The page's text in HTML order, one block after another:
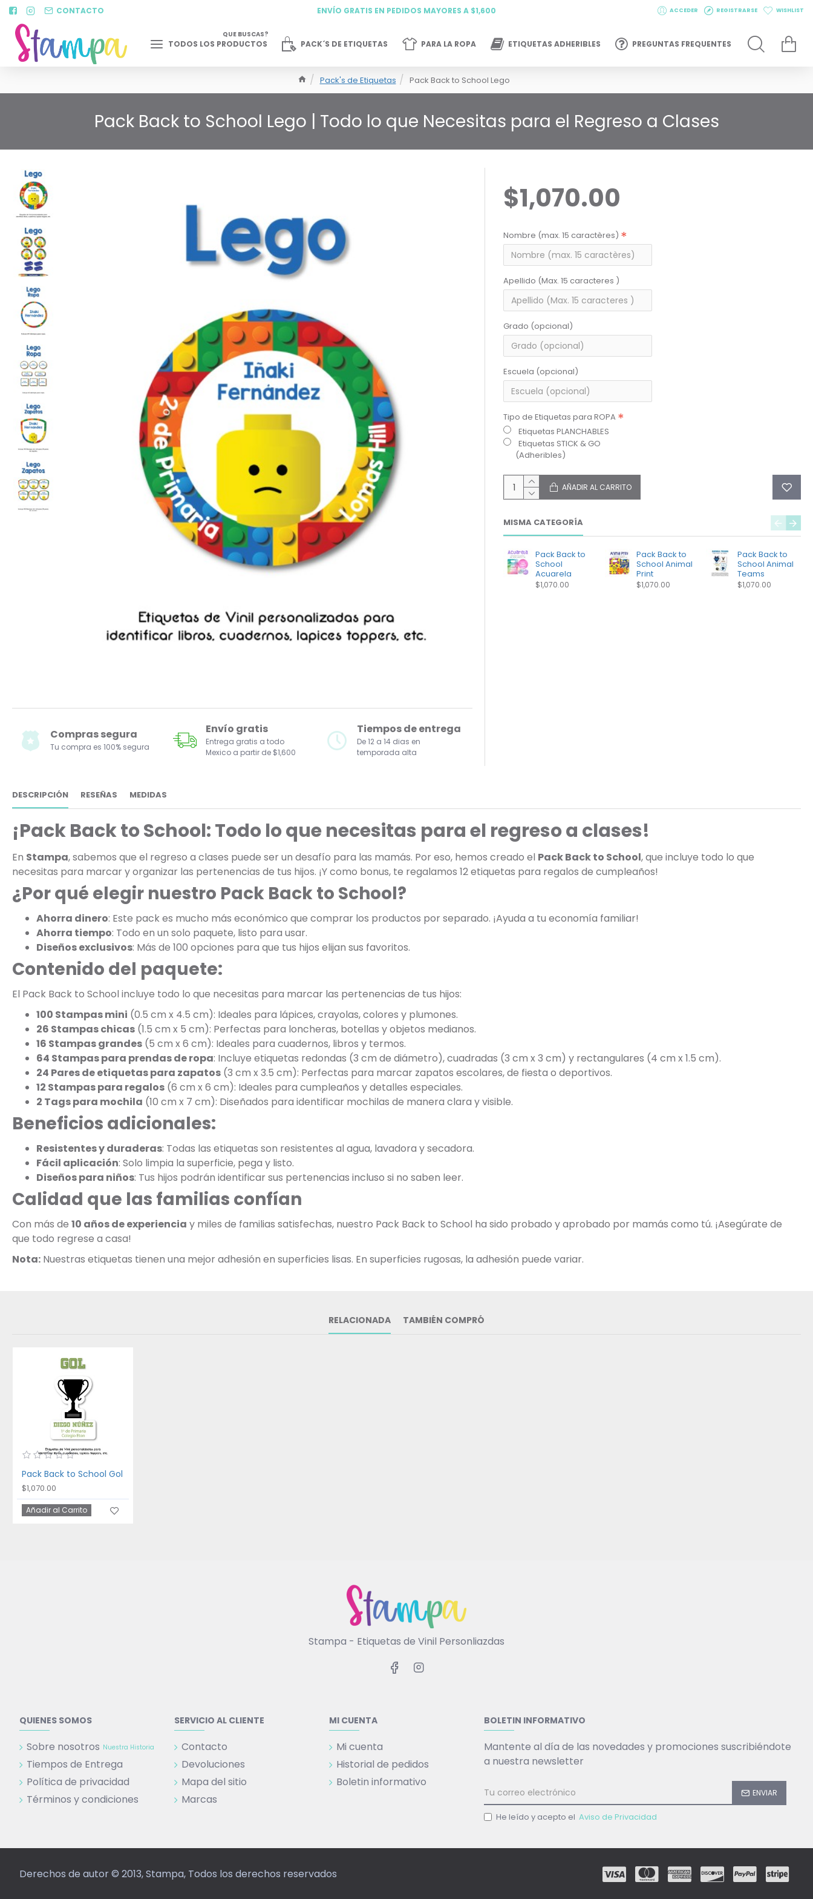
CONTACTO ENVÍO GRATIS EN PEDIDOS MAYORES A $1,600 ACCEDER REGISTRARSE WISHLIST
TODOS LOS PRODUCTOS
QUE BUSCAS?
PACK´S DE ETIQUETAS PARA LA ROPA ETIQUETAS ADHERIBLES PREGUNTAS FREQUENTES
Pack's de Etiquetas Pack Back to School Lego
Pack Back to School Lego | Todo lo que Necesitas para el Regreso a Clases
Compras segura
Tu compra es 100% segura
Envío gratis
Entrega gratis a todo
Mexico a partir de $1,600
Tiempos de entrega
De 12 a 14 dias en
temporada alta
$1,070.00
Nombre (max. 15 caractères)
Apellido (Max. 15 caracteres )
Grado (opcional)
Escuela (opcional)
Tipo de Etiquetas para ROPA
Etiquetas PLANCHABLES
Etiquetas STICK & GO
(Adheribles)
AÑADIR AL CARRITO
MISMA CATEGORÍA
Pack Back to
School
Acuarela
$1,070.00
Pack Back to
School Animal
Print
$1,070.00
Pack Back to
School Animal
Teams
$1,070.00
DESCRIPCIÓN RESEÑAS MEDIDAS
¡Pack Back to School: Todo lo que necesitas para el regreso a clases!
En Stampa, sabemos que el regreso a clases puede ser un desafío para las mamás. Por eso, hemos creado el Pack Back to School, que incluye todo lo que
necesitas para marcar y organizar las pertenencias de tus hijos. ¡Y como bonus, te regalamos 12 etiquetas para regalos de cumpleaños!
¿Por qué elegir nuestro Pack Back to School?
Ahorra dinero: Este pack es mucho más económico que comprar los productos por separado. ¡Ayuda a tu economía familiar!
Ahorra tiempo: Todo en un solo paquete, listo para usar.
Diseños exclusivos: Más de 100 opciones para que tus hijos elijan sus favoritos.
Contenido del paquete:
El Pack Back to School incluye todo lo que necesitas para marcar las pertenencias de tus hijos:
100 Stampas mini (0.5 cm x 4.5 cm): Ideales para lápices, crayolas, colores y plumones.
26 Stampas chicas (1.5 cm x 5 cm): Perfectas para loncheras, botellas y objetos medianos.
16 Stampas grandes (5 cm x 6 cm): Ideales para cuadernos, libros y termos.
64 Stampas para prendas de ropa: Incluye etiquetas redondas (3 cm de diámetro), cuadradas (3 cm x 3 cm) y rectangulares (4 cm x 1.5 cm).
24 Pares de etiquetas para zapatos (3 cm x 3.5 cm): Perfectas para marcar zapatos escolares, de fiesta o deportivos.
12 Stampas para regalos (6 cm x 6 cm): Ideales para cumpleaños y detalles especiales.
2 Tags para mochila (10 cm x 7 cm): Diseñados para identificar mochilas de manera clara y visible.
Beneficios adicionales:
Resistentes y duraderas: Todas las etiquetas son resistentes al agua, lavadora y secadora.
Fácil aplicación: Solo limpia la superficie, pega y listo.
Diseños para niños: Tus hijos podrán identificar sus pertenencias incluso si no saben leer.
Calidad que las familias confían
Con más de 10 años de experiencia y miles de familias satisfechas, nuestro Pack Back to School ha sido probado y aprobado por mamás como tú. ¡Asegúrate de
que todo regrese a casa!
Nota: Nuestras etiquetas tienen una mejor adhesión en superficies lisas. En superficies rugosas, la adhesión puede variar.
RELACIONADA TAMBIÉN COMPRÓ
Pack Back to School Gol
$1,070.00
Añadir al Carrito
Stampa - Etiquetas de Vinil Personliazdas
QUIENES SOMOS
Sobre nosotros Nuestra Historia
Tiempos de Entrega
Política de privacidad
Términos y condiciones
SERVICIO AL CLIENTE
Contacto
Devoluciones
Mapa del sitio
Marcas
MI CUENTA
Mi cuenta
Historial de pedidos
Boletin informativo
BOLETIN INFORMATIVO
Mantente al día de las novedades y promociones suscribiéndote
a nuestra newsletter
ENVIAR
He leído y acepto el Aviso de Privacidad
Derechos de autor © 2013, Stampa, Todos los derechos reservados